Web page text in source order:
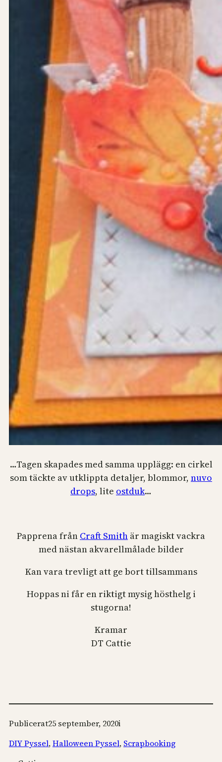
…Tagen skapades med samma upplägg: en cirkel
som täckte av utklippta detaljer, blommor, nuvo
drops, lite ostduk…
Papprena från Craft Smith är magiskt vackra
med nästan akvarellmålade bilder
Kan vara trevligt att ge bort tillsammans
Hoppas ni får en riktigt mysig hösthelg i
stugorna!
Kramar
DT Cattie
Publicerat25 september, 2020i
DIY Pyssel, Halloween Pyssel, Scrapbooking